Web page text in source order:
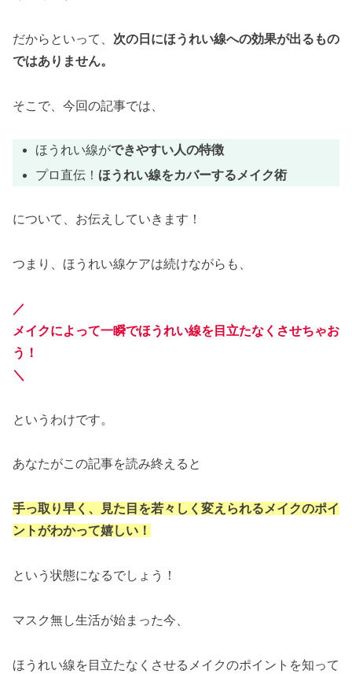
だからといって、 次の日にほうれい線への効果が出るもの
ではありません。
そこで、今回の記事では、
ほうれい線ができやすい人の特徴
プロ直伝！ ほうれい線をカバーするメイク術
について、お伝えしていきます！
つまり、ほうれい線ケアは続けながらも、
／
メイクによって一瞬でほうれい線を目立たなくさせちゃお
う！
＼
というわけです。
あなたがこの記事を読み終えると
手っ取り早く、見た目を若々しく変えられるメイクのポイ
ントがわかって嬉しい！
という状態になるでしょう！
マスク無し生活が始まった今、
ほうれい線を目立たなくさせるメイクのポイントを知って